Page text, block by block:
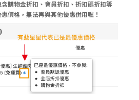
購物金折扣、會員折扣、折扣碼折扣等
價格，無法再與其他優惠併用喔！